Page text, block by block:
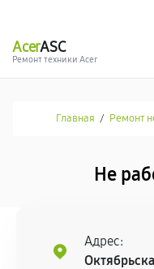
AcerASC
Ремонт техники Acer
Главная / Ремонт
Не
Адрес: